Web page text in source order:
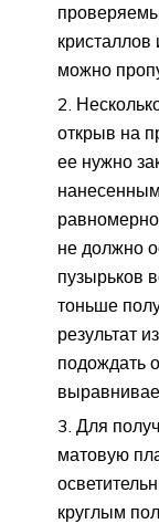
кристаллов
можно
открыв на
ее нужно
не должно
пузырьков
тоньше
результат
подождать
Для
матовую
круглым